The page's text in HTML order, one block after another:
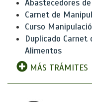
Abastecedores
Carnet de
Curso
Duplicado Carnet
Alimentos
MÁS TRÁMITES